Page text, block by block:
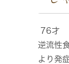
76
逆流性
より発